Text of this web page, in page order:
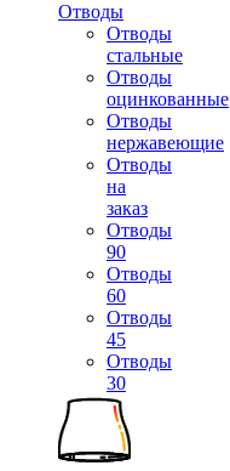
Отводы
Отводы
стальные
Отводы
оцинкованные
Отводы
нержавеющие
Отводы
на
заказ
Отводы
90
Отводы
60
Отводы
45
Отводы
30